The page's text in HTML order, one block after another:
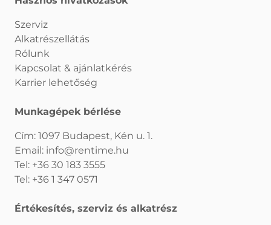
Szerviz
Alkatrészellátás
Rólunk
Kapcsolat & ajánlatkérés
Karrier lehetőség
Munkagépek bérlése
Cím: 1097 Budapest, Kén u. 1.
Email: info@rentime.hu
Tel: +36 30 183 3555
Tel: +36 1 347 0571
Értékesítés, szerviz és alkatrész